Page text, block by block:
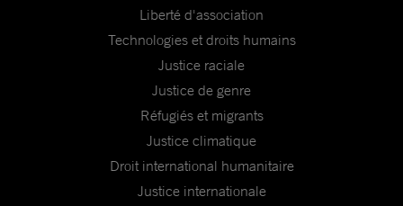
Liberté d'association
Technologies et droits humains
Justice raciale
Justice de genre
Réfugiés et migrants
Justice climatique
Droit international humanitaire
Justice internationale